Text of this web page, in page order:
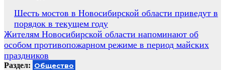
Навигация
по
записям
Шесть мостов в Новосибирской области приведут в
порядок в текущем году
Жителям Новосибирской области напоминают об
особом противопожарном режиме в период майских
праздников
Раздел: Общество